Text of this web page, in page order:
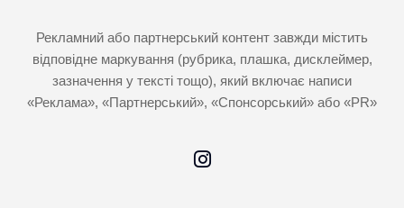
Рекламний або партнерський контент завжди містить
відповідне маркування (рубрика, плашка, дисклеймер,
зазначення у тексті тощо), який включає написи
«Реклама», «Партнерський», «Спонсорський» або «PR»